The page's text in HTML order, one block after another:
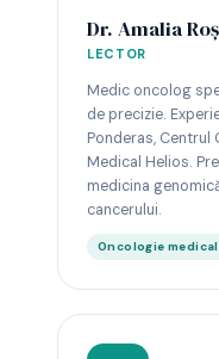
Dr. Amalia
LECTOR
Medic oncolog
de precizie.
Ponderas, Centrul
Medical Helios.
medicina
cancerului.
Oncologie